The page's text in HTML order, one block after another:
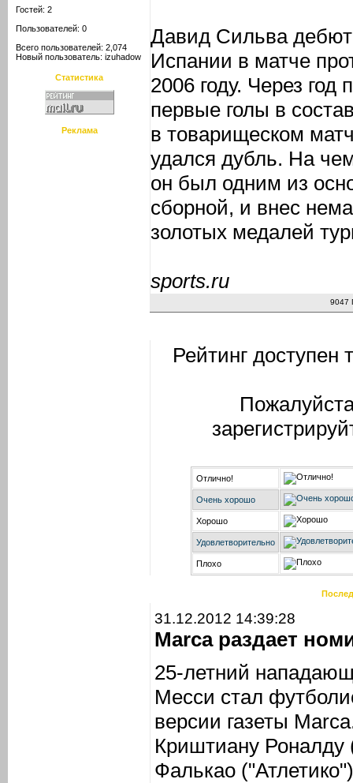
Гостей: 2
Пользователей: 0
Всего пользователей: 2,074
Новый пользователь: izuhadow
Статистика
Реклама
Давид Сильва
Испании в матче
2006 году. Через
первые голы в
в товарищеском
удался дубль. На
он был одним из
сборной, и внес
золотых медалей
sports.ru
9047
Рейтинг доступен
Отлично!
Очень хорошо
Хорошо
Удовлетворительно
Плохо
31.12.2012 14:39:28
Marca раздает
25-летний
Месси стал
версии газеты
Криштиану
Фалькао